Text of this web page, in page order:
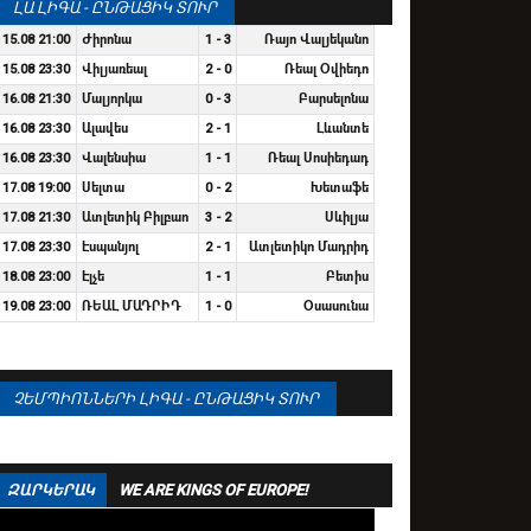
ԼԱ ԼԻԳԱ - ԸՆԹԱՑԻԿ ՏՈՒՐ
15.08 21:00 Ժիրոնա 1 - 3
Ռայո Վալյեկանո
15.08 23:30
Վիլյառեալ 2 - 0
Ռեալ Օվիեդո
16.08 21:30
Մալյորկա 0 - 3
Բարսելոնա
16.08 23:30
Ալավես 2 - 1
Լևանտե
16.08 23:30
Վալենսիա 1 - 1
Ռեալ Սոսիեդադ
17.08 19:00
Սելտա 0 - 2
Խետաֆե
17.08 21:30
Ատլետիկ Բիլբաո 3 - 2
Սևիլյա
17.08 23:30
Էսպանյոլ 2 - 1
Ատլետիկո Մադրիդ
18.08 23:00
Էլչե 1 - 1
Բետիս
19.08 23:00
ՌԵԱԼ ՄԱԴՐԻԴ 1 - 0 Օսասունա
ՉԵՄՊԻՈՆՆԵՐԻ ԼԻԳԱ - ԸՆԹԱՑԻԿ ՏՈՒՐ
ԶԱՐԿԵՐԱԿ WE ARE KINGS OF EUROPE!